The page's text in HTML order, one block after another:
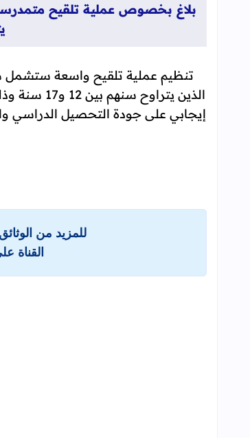
بلاغ بخصوص عملية تلقيح
تنظيم عملية تلقيح واسعة ستشمل
الذين
إيجابي على جودة التحصيل الدراسي
للمزيد من
القناة